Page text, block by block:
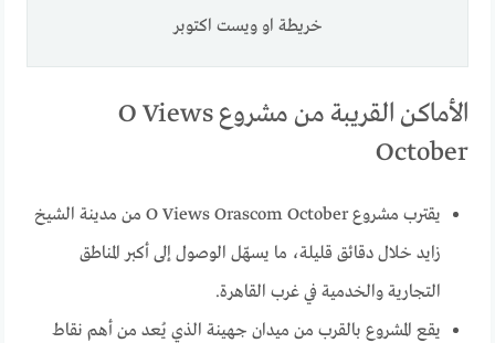
خريطة او ويست اكتوبر
الأماكن القريبة من مشروع O Views
October
يقترب مشروع O Views Orascom October من مدينة الشيخ
زايد خلال دقائق قليلة، ما يسهّل الوصول إلى أكبر المناطق
التجارية والخدمية في غرب القاهرة.
يقع المشروع بالقرب من ميدان جهينة الذي يُعد من أهم نقاط